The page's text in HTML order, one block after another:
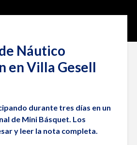
Náutico
en Villa Gesell
durante tres días en un
de Mini Básquet. Los
y leer la nota completa.